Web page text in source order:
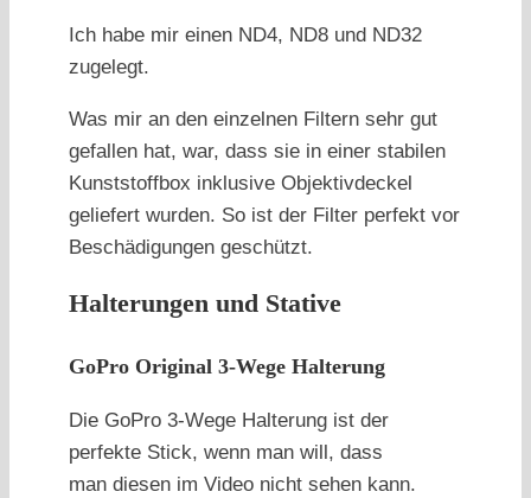
Ich habe mir einen ND4, ND8 und ND32
zugelegt.
Was mir an den einzelnen Filtern sehr gut
gefallen hat, war, dass sie in einer stabilen
Kunststoffbox inklusive Objektivdeckel
geliefert wurden. So ist der Filter perfekt vor
Beschädigungen geschützt.
Halterungen und Stative
GoPro Original 3-Wege Halterung
Die GoPro 3-Wege Halterung ist der
perfekte Stick, wenn man will, dass
man diesen im Video nicht sehen kann.